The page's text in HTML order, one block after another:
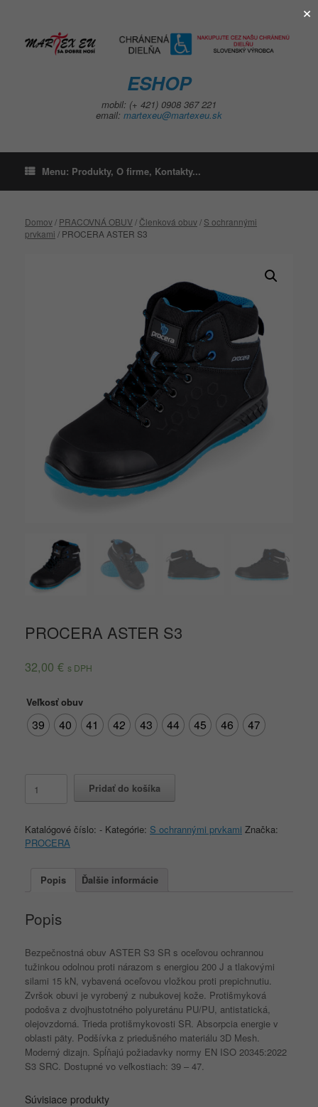
ESHOP
mobil: (+ 421) 0908 367 221
email: martexeu@martexeu.sk
Menu: Produkty, O firme, Kontakty...
Domov/ PRACOVNÁ OBUV/ Členková obuv/ S ochrannými
prvkami / PROCERA ASTER S3
PROCERA ASTER S3
32,00 € s DPH
Veľkosť obuv
39 40 41 42 43 44 45 46 47
PROCERA
Pridať do košíka
Katalógové číslo: - Kategórie: S ochrannými prvkami Značka:
PROCERA
Popis Ďalšie informácie
Popis
Bezpečnostná obuv ASTER S3 SR s oceľovou ochrannou
tužinkou odolnou proti nárazom s energiou 200 J a tlakovými
silami 15 kN, vybavená oceľovou vložkou proti prepichnutiu.
Zvršok obuvi je vyrobený z nubukovej kože. Protišmyková
podošva z dvojhustotného polyuretánu PU/PU, antistatická,
olejovzdorná. Trieda protišmykovosti SR. Absorpcia energie v
oblasti päty. Podšívka z priedušného materiálu 3D Mesh.
Moderný dizajn. Spĺňajú požiadavky normy EN ISO 20345:2022
S3 SRC. Dostupné vo veľkostiach: 39 – 47.
Súvisiace produkty
×